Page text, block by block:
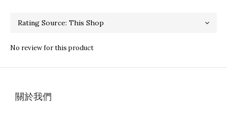
No review for this product
關於我們